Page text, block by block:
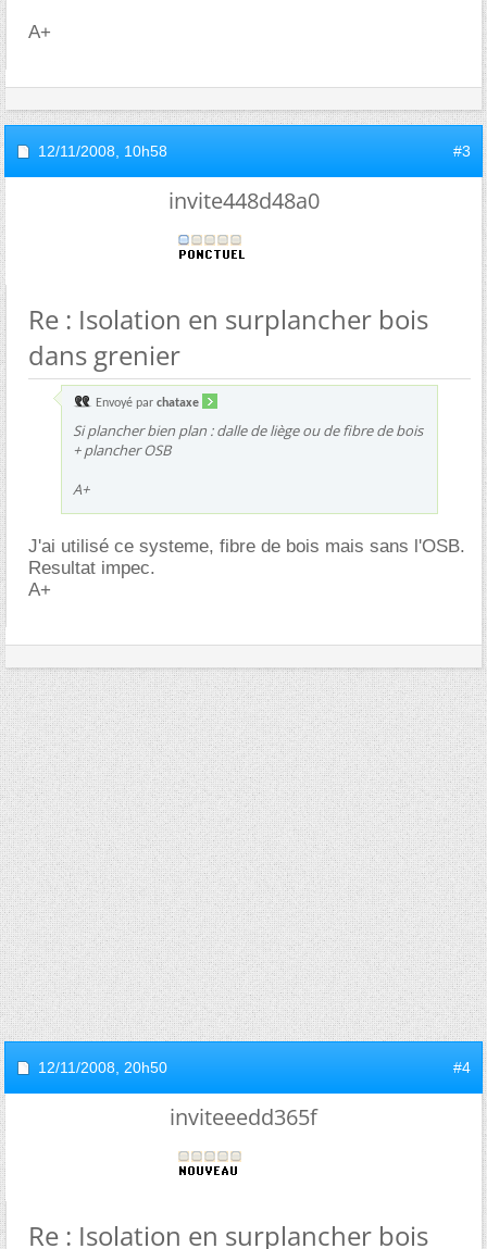
A+
12/11/2008, 10h58 #3
invite448d48a0
Re : Isolation en surplancher bois
dans grenier
Envoyé par chataxe
Si plancher bien plan : dalle de liège ou de fibre de bois
+ plancher OSB
A+
J'ai utilisé ce systeme, fibre de bois mais sans l'OSB.
Resultat impec.
A+
12/11/2008, 20h50 #4
inviteeedd365f
Re : Isolation en surplancher bois